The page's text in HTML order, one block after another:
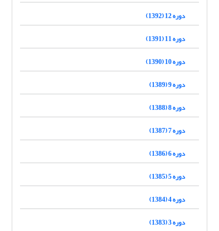
دوره 12 (1392)
دوره 11 (1391)
دوره 10 (1390)
دوره 9 (1389)
دوره 8 (1388)
دوره 7 (1387)
دوره 6 (1386)
دوره 5 (1385)
دوره 4 (1384)
دوره 3 (1383)